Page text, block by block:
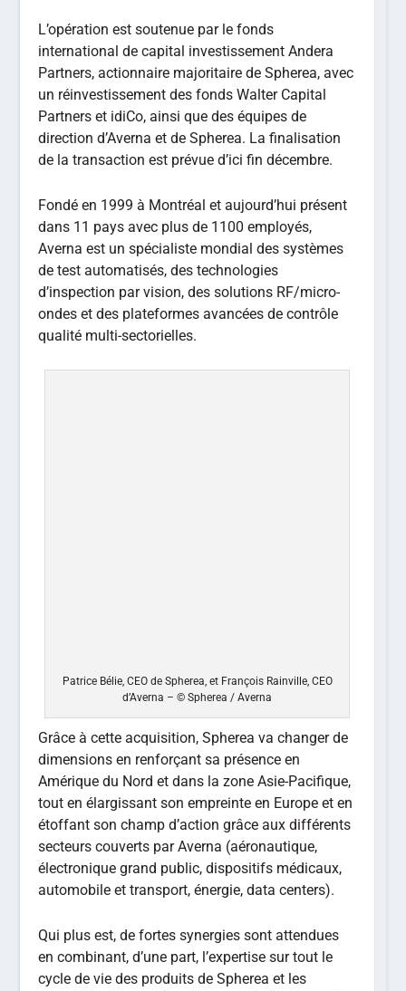
L’opération est soutenue par le fonds
international de capital investissement Andera
Partners, actionnaire majoritaire de Spherea, avec
un réinvestissement des fonds Walter Capital
Partners et idiCo, ainsi que des équipes de
direction d’Averna et de Spherea. La finalisation
de la transaction est prévue d’ici fin décembre.
Fondé en 1999 à Montréal et aujourd’hui présent
dans 11 pays avec plus de 1100 employés,
Averna est un spécialiste mondial des systèmes
de test automatisés, des technologies
d’inspection par vision, des solutions RF/micro-
ondes et des plateformes avancées de contrôle
qualité multi-sectorielles.
Patrice Bélie, CEO de Spherea, et François Rainville, CEO
d’Averna – © Spherea / Averna
Grâce à cette acquisition, Spherea va changer de
dimensions en renforçant sa présence en
Amérique du Nord et dans la zone Asie-Pacifique,
tout en élargissant son empreinte en Europe et en
étoffant son champ d’action grâce aux différents
secteurs couverts par Averna (aéronautique,
électronique grand public, dispositifs médicaux,
automobile et transport, énergie, data centers).
Qui plus est, de fortes synergies sont attendues
en combinant, d’une part, l’expertise sur tout le
cycle de vie des produits de Spherea et les